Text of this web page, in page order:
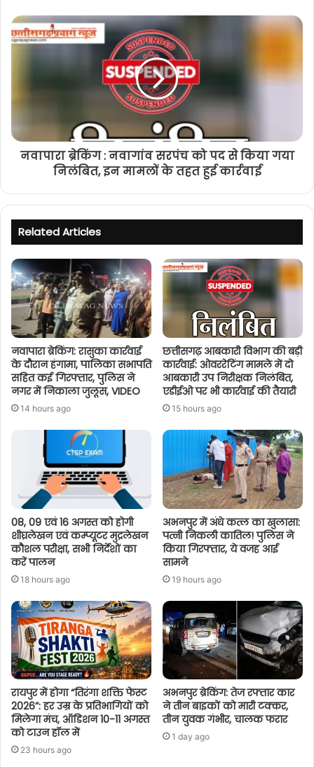
नवापारा ब्रेकिंग : नवागांव सरपंच को पद से किया गया
निलंबित, इन मामलों के तहत हुई कार्रवाई
Related Articles
नवापारा ब्रेकिंग: रासुका कार्रवाई
के दौरान हंगामा, पालिका सभापति
सहित कई गिरफ्तार, पुलिस ने
नगर में निकाला जुलूस, VIDEO
14 hours ago
छत्तीसगढ़ आबकारी विभाग की बड़ी
कार्रवाई: ओवररेटिंग मामले में दो
आबकारी उप निरीक्षक निलंबित,
एडीईओ पर भी कार्रवाई की तैयारी
15 hours ago
08, 09 एवं 16 अगस्त को होगी
शीघ्रलेखन एवं कम्प्यूटर मुद्रलेखन
कौशल परीक्षा, सभी निर्देशों का
करें पालन
18 hours ago
अभनपुर में अंधे कत्ल का खुलासा:
पत्नी निकली कातिल! पुलिस ने
किया गिरफ्तार, ये वजह आई
सामने
19 hours ago
रायपुर में होगा “तिरंगा शक्ति फेस्ट
2026”: हर उम्र के प्रतिभागियों को
मिलेगा मंच, ऑडिशन 10-11 अगस्त
को टाउन हॉल में
23 hours ago
अभनपुर ब्रेकिंग: तेज रफ्तार कार
ने तीन बाइकों को मारी टक्कर,
तीन युवक गंभीर, चालक फरार
1 day ago